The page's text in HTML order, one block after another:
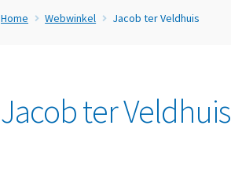
Home Webwinkel Jacob ter Veldhuis
Jacob ter Veldhuis